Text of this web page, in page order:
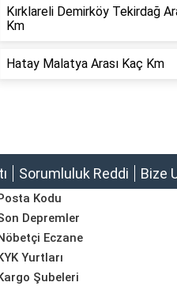
Kırklareli Demirköy Tekirdağ
Km
Hatay Malatya Arası Kaç Km
Sorumluluk Reddi Bize
Kodu
Depremler
Eczane
Yurtları
Şubeleri